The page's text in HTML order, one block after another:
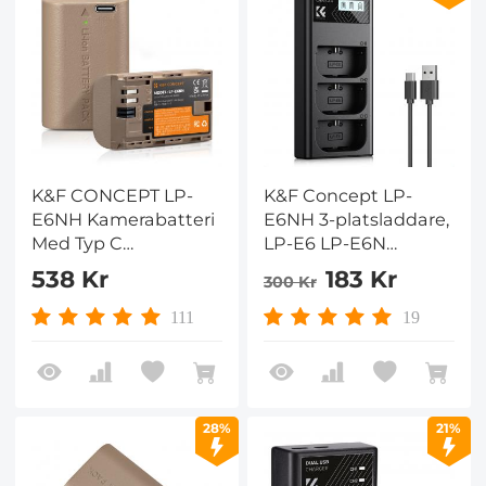
K&F CONCEPT LP-
E6NH Kamerabatteri
Med Typ C
Direktladdningsgränssnitt
Kompatibel Med
Canon EOS
Mark II III IV/5DS
SR/6D/6D Mark II/R5
Ersättningsbatterier
538 Kr
111
K&F Concept LP-
E6NH 3-platsladdare,
LP-E6 LP-E6N
Batteriladdare Med
LCD-Skärm För
Canon EOS R5 R6 R7
Rumor
300 Kr 183 Kr
19
28% 21%